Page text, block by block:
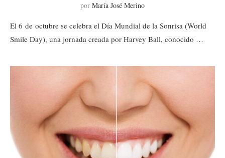
por María José Merino
El 6 de octubre se celebra el Día Mundial de la Sonrisa (World
Smile Day), una jornada creada por Harvey Ball, conocido …